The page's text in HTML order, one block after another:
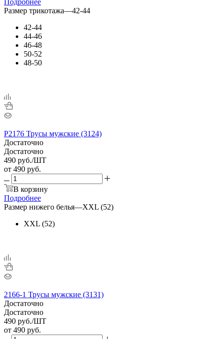
Размер трикотажа—42-44
42-44
44-46
46-48
50-52
48-50
Р2176 Трусы мужские (3124)
Достаточно
Достаточно
490 руб./ШТ
от 490 руб.
В корзину
Подробнее
Размер нижего белья—XXL (52)
XXL (52)
2166-1 Трусы мужские (3131)
Достаточно
Достаточно
490 руб./ШТ
от 490 руб.